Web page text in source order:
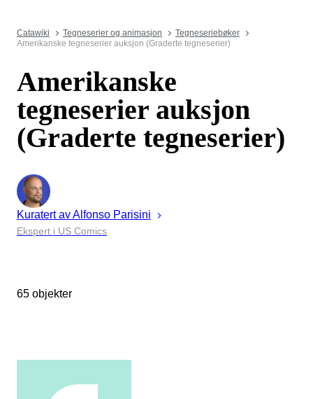
Catawiki Tegneserier og animasjon
Tegneseriebøker
Amerikanske tegneserier auksjon (Graderte tegneserier)
Amerikanske
tegneserier auksjon
(Graderte tegneserier)
Kuratert avAlfonso Parisini
Ekspert i US Comics
65 objekter